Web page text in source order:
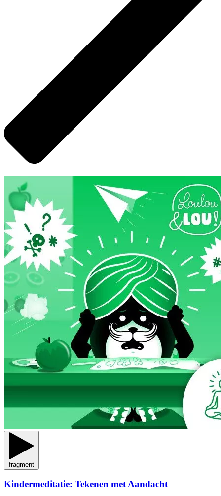
fragment
Kindermeditatie: Tekenen met Aandacht